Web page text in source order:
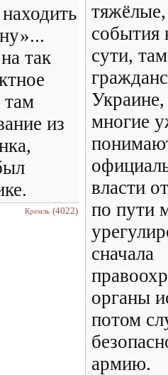
так
там
из
Кремль (4022)
тяжёлые,
события
сути,
многие
власти
по пути
сначала
органы
потом
армию.